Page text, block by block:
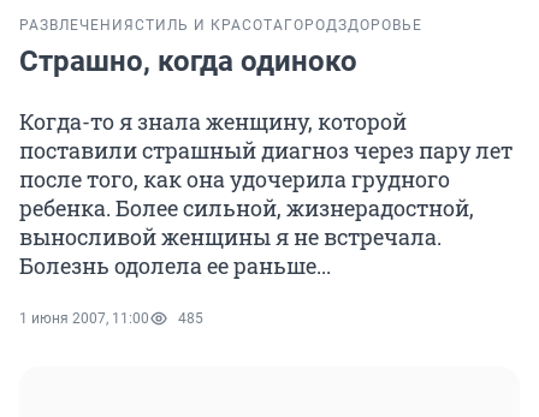
РАЗВЛЕЧЕНИЯ СТИЛЬ И КРАСОТА ГОРОДЗДОРОВЬЕ
Страшно, когда одиноко
Когда-то я знала женщину, которой
поставили страшный диагноз через пару лет
после того, как она удочерила грудного
ребенка. Более сильной, жизнерадостной,
выносливой женщины я не встречала.
Болезнь одолела ее раньше...
1 июня 2007, 11:00 485